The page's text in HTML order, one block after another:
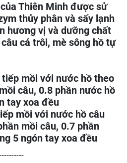
Thiên Minh được sử
thủy phân và sấy lạnh
hương vị và dưỡng chất
cá trôi, mè sông hồ tự
mồi với nước hồ theo
câu, 0.8 phần nước hồ
tay xoa đều
mồi với nước hồ câu
mồi câu, 0.7 phần
5 ngón tay xoa đều